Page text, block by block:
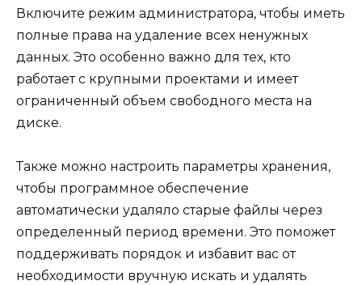
Включите режим администратора, чтобы иметь
полные права на удаление всех ненужных
данных. Это особенно важно для тех, кто
работает с крупными проектами и имеет
ограниченный объем свободного места на
диске.
Также можно настроить параметры хранения,
чтобы программное обеспечение
автоматически удаляло старые файлы через
определенный период времени. Это поможет
поддерживать порядок и избавит вас от
необходимости вручную искать и удалять